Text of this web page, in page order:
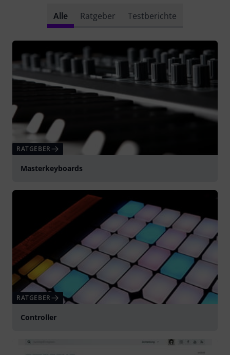
Alle Ratgeber Testberichte
RATGEBER
Masterkeyboards
RATGEBER
Controller